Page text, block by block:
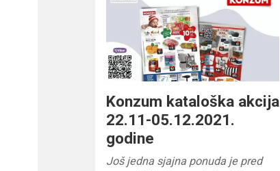
Konzum kataloška akcija
22.11-05.12.2021.
godine
Još jedna sjajna ponuda je pred